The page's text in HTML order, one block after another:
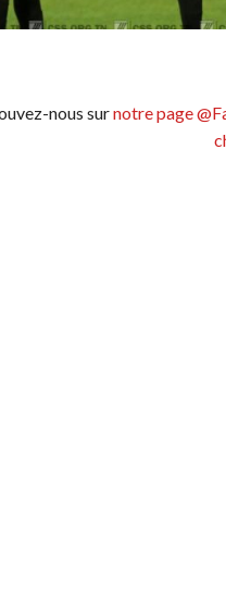
nous surnotre page